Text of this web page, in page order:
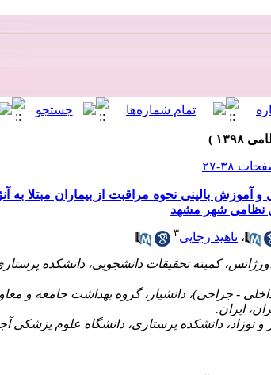
آموزش بالینی نحوه مراقبت از بیماران مبتلا
نظامی شهر مشهد
، ناهید رجایی۳
کمیته تحقیقات دانشجویی، دانشکده
- جراحی)، دانشیار، گروه بهداشت جامعه و
ایران.